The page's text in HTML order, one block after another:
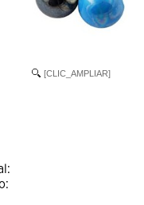
[CLIC_AMPLIAR]